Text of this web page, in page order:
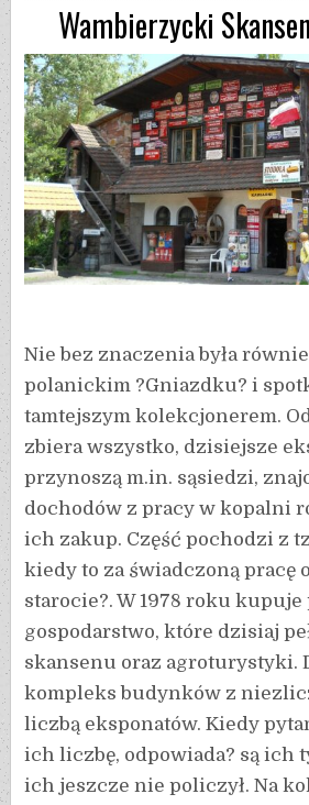
Wambierzycki
Nie bez znaczenia była
polanickim ?Gniazdku? i
tamtejszym kolekcjonerem.
zbiera wszystko, dzisiejsze
przynoszą m.in. sąsiedzi,
dochodów z pracy w kopalni
ich zakup. Część pochodzi z
kiedy to za świadczoną pracę
starocie?. W 1978 roku kupuje
gospodarstwo, które dzisiaj
skansenu oraz agroturystyki.
kompleks budynków z
liczbą eksponatów. Kiedy
ich liczbę, odpowiada? są ich
ich jeszcze nie policzył. Na